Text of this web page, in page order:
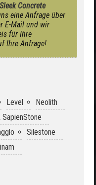
Concrete
eine Anfrage über
E-Mail und wir
für Ihre
Ihre Anfrage!
Level
Neolith
SapienStone
Silestone